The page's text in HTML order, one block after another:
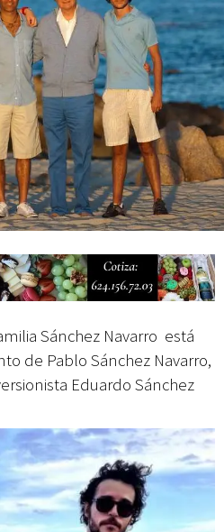
Sánchez Navarro está
de Pablo Sánchez Navarro,
Eduardo Sánchez